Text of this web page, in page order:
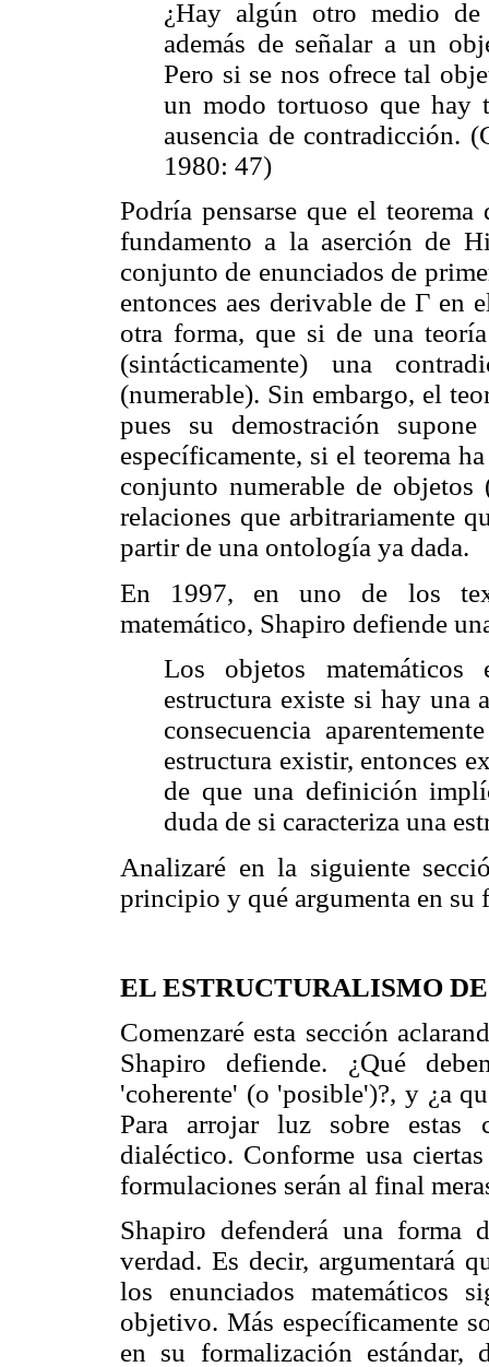
¿Hay algún otro medio
además de señalar a un
Pero si se nos ofrece tal
un modo tortuoso que hay
ausencia de contradicción.
1980: 47)
Podría pensarse que el
fundamento a la aserción de
conjunto de enunciados de
entonces aes derivable de Γ en
otra forma, que si de una
(sintácticamente) una
(numerable). Sin embargo, el
pues su demostración
específicamente, si el teorema
conjunto numerable de
relaciones que arbitrariamente
partir de una ontología ya dada.
En 1997, en uno de los
matemático, Shapiro defiende
Los objetos
estructura existe si hay una
consecuencia
estructura existir, entonces
de que una definición
duda de si caracteriza una
Analizaré en la siguiente
principio y qué argumenta en su
EL ESTRUCTURALISMO
Comenzaré esta sección
Shapiro defiende. ¿Qué
'coherente' (o 'posible')?, y ¿a
Para arrojar luz sobre estas
dialéctico. Conforme usa
formulaciones serán al final
Shapiro defenderá una
verdad. Es decir, argumentará
los enunciados matemáticos
objetivo. Más específicamente
en su formalización estándar,